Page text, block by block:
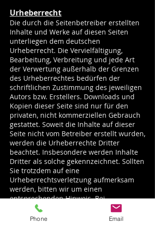
Urheberrecht
Die durch die Seitenbetreiber erstellten
Inhalte und Werke auf diesen Seiten
unterliegen dem deutschen
Urheberrecht. Die Vervielfältigung,
Bearbeitung, Verbreitung und jede Art
der Verwertung außerhalb der Grenzen
des Urheberrechtes bedürfen der
schriftlichen Zustimmung des jeweiligen
Autors bzw. Erstellers. Downloads und
Kopien dieser Seite sind nur für den
privaten, nicht kommerziellen Gebrauch
gestattet. Soweit die Inhalte auf dieser
Seite nicht vom Betreiber erstellt wurden,
werden die Urheberrechte Dritter
beachtet. Insbesondere werden Inhalte
Dritter als solche gekennzeichnet. Sollten
Sie trotzdem auf eine
Urheberrechtsverletzung aufmerksam
werden, bitten wir um einen
entsprechenden Hinweis. Bei
Bekanntwerden von Rechtsverletzungen
werden wir derartige Inhalte umgehend
Phone Email